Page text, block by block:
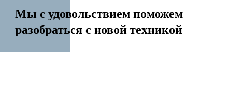
Мы с удовольствием поможем
разобраться с новой техникой